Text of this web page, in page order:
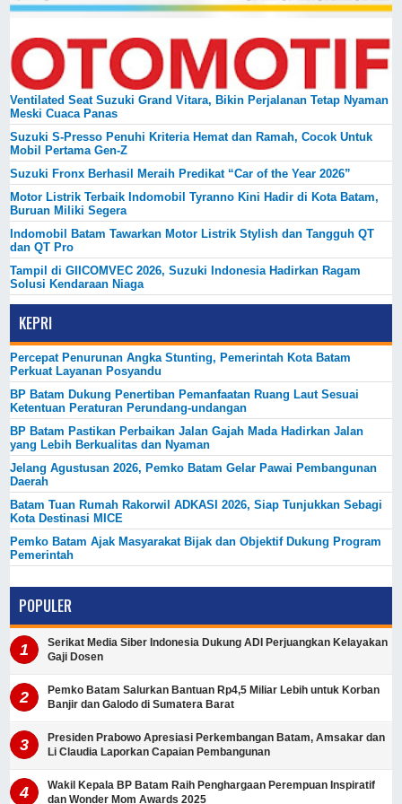
Ventilated Seat Suzuki Grand Vitara, Bikin Perjalanan Tetap Nyaman
Meski Cuaca Panas
Suzuki S-Presso Penuhi Kriteria Hemat dan Ramah, Cocok Untuk
Mobil Pertama Gen-Z
Suzuki Fronx Berhasil Meraih Predikat “Car of the Year 2026”
Motor Listrik Terbaik Indomobil Tyranno Kini Hadir di Kota Batam,
Buruan Miliki Segera
Indomobil Batam Tawarkan Motor Listrik Stylish dan Tangguh QT
dan QT Pro
Tampil di GIICOMVEC 2026, Suzuki Indonesia Hadirkan Ragam
Solusi Kendaraan Niaga
KEPRI
Percepat Penurunan Angka Stunting, Pemerintah Kota Batam
Perkuat Layanan Posyandu
BP Batam Dukung Penertiban Pemanfaatan Ruang Laut Sesuai
Ketentuan Peraturan Perundang-undangan
BP Batam Pastikan Perbaikan Jalan Gajah Mada Hadirkan Jalan
yang Lebih Berkualitas dan Nyaman
Jelang Agustusan 2026, Pemko Batam Gelar Pawai Pembangunan
Daerah
Batam Tuan Rumah Rakorwil ADKASI 2026, Siap Tunjukkan Sebagi
Kota Destinasi MICE
Pemko Batam Ajak Masyarakat Bijak dan Objektif Dukung Program
Pemerintah
POPULER
Serikat Media Siber Indonesia Dukung ADI Perjuangkan Kelayakan
Gaji Dosen
Pemko Batam Salurkan Bantuan Rp4,5 Miliar Lebih untuk Korban
Banjir dan Galodo di Sumatera Barat
Presiden Prabowo Apresiasi Perkembangan Batam, Amsakar dan
Li Claudia Laporkan Capaian Pembangunan
Wakil Kepala BP Batam Raih Penghargaan Perempuan Inspiratif
dan Wonder Mom Awards 2025